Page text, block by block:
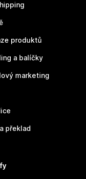
produktů
a balíčky
marketing
překlad